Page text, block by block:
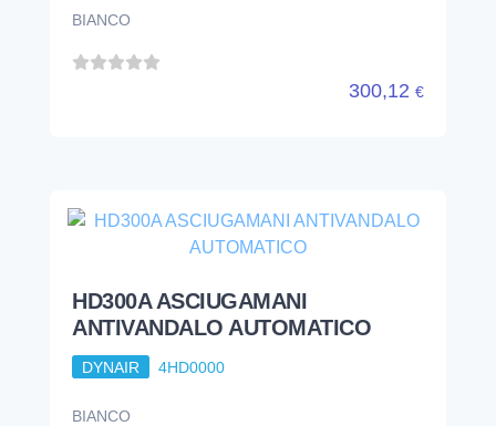
BIANCO
300,12 €
HD300A ASCIUGAMANI
ANTIVANDALO AUTOMATICO
DYNAIR 4HD0000
BIANCO